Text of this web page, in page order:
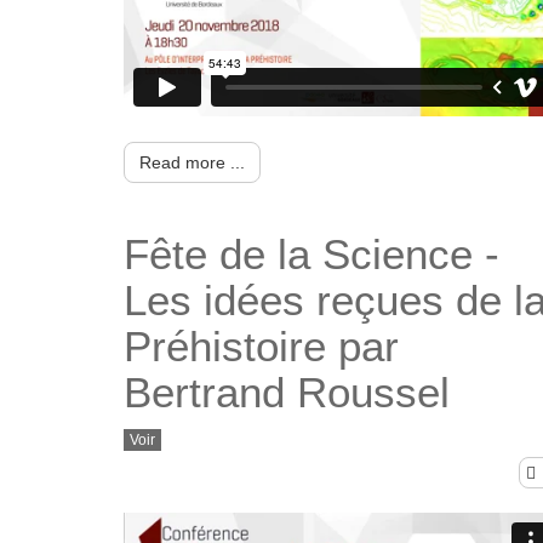
Read more ...
Fête de la Science -
Les idées reçues de
Préhistoire par
Bertrand Roussel
Voir